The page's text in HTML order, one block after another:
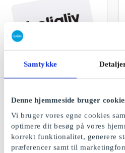
Samtykke
Denne hjemmeside bruger
Vi bruger vores egne cookies
optimere dit besøg på vores
korrekt funktionalitet, generere
præferencer samt til
Bolig med familien i
centrum
Fra 199 kr.